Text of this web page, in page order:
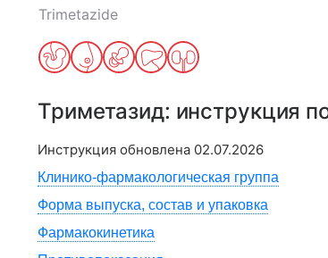
Trimetazide
Триметазид: инструкция
Инструкция обновлена 02.07.2026
Клинико-фармакологическая группа
Форма выпуска, состав и упаковка
Фармакокинетика